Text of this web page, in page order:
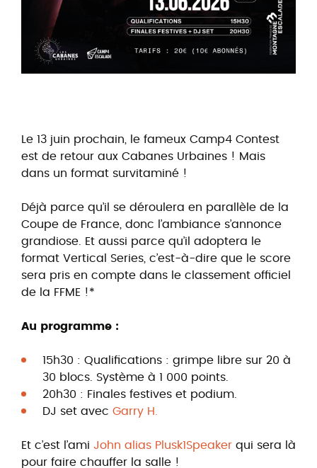
Le 13 juin prochain, le fameux Camp4 Contest
est de retour aux Cabanes Urbaines ! Mais
dans un format survitaminé !
Déjà parce qu’il se déroulera en parallèle de la
Coupe de France, donc l’ambiance s’annonce
grandiose. Et aussi parce qu’il adoptera le
format Vertical Series, c’est-à-dire que le score
sera pris en compte dans le classement officiel
de la FFME !*
Au programme :
15h30 : Qualifications : grimpe libre sur 20 à
30 blocs. Système à 1 000 points.
20h30 : Finales festives et podium.
DJ set avec Garry H.
Et c’est l’ami John alias Plusk1Speaker qui sera là
pour faire chauffer la salle !